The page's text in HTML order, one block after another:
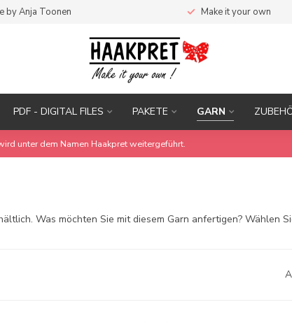
by Anja Toonen Make it your own
PDF - DIGITAL FILES PAKETE GARN
unter dem Namen Haakpret weitergeführt.
Was möchten Sie mit diesem Garn anfertigen? Wählen